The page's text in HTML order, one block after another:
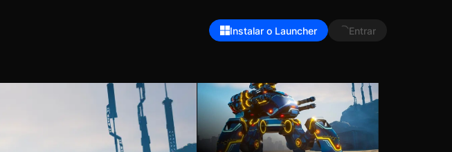
Instalar o Launcher Entrar